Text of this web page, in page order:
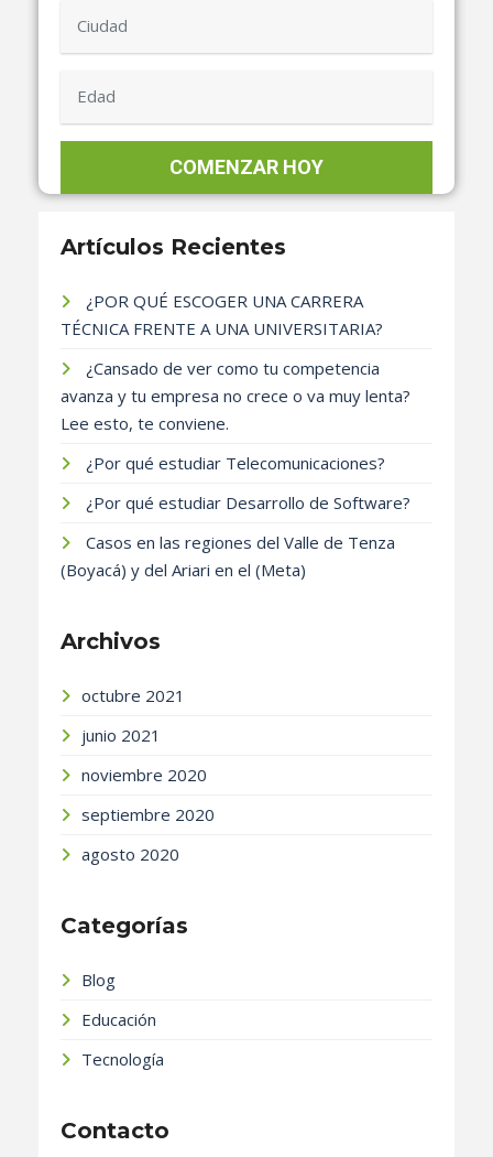
Artículos Recientes
¿POR QUÉ ESCOGER UNA CARRERA
TÉCNICA FRENTE A UNA UNIVERSITARIA?
¿Cansado de ver como tu competencia
avanza y tu empresa no crece o va muy lenta?
Lee esto, te conviene.
¿Por qué estudiar Telecomunicaciones?
¿Por qué estudiar Desarrollo de Software?
Casos en las regiones del Valle de Tenza
(Boyacá) y del Ariari en el (Meta)
Archivos
octubre 2021
junio 2021
noviembre 2020
septiembre 2020
agosto 2020
Categorías
Blog
Educación
Tecnología
Contacto